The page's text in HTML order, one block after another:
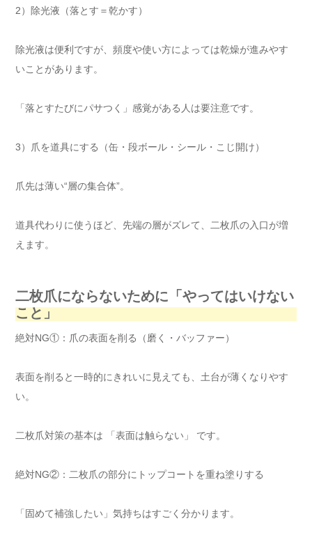
2）除光液（落とす＝乾かす）
除光液は便利ですが、頻度や使い方によっては乾燥が進みやす
いことがあります。
「落とすたびにパサつく」感覚がある人は要注意です。
3）爪を道具にする（缶・段ボール・シール・こじ開け）
爪先は薄い“層の集合体”。
道具代わりに使うほど、先端の層がズレて、二枚爪の入口が増
えます。
二枚爪にならないために「やってはいけない
こと」
絶対NG①：爪の表面を削る（磨く・バッファー）
表面を削ると一時的にきれいに見えても、土台が薄くなりやす
い。
二枚爪対策の基本は 「表面は触らない」 です。
絶対NG②：二枚爪の部分にトップコートを重ね塗りする
「固めて補強したい」気持ちはすごく分かります。